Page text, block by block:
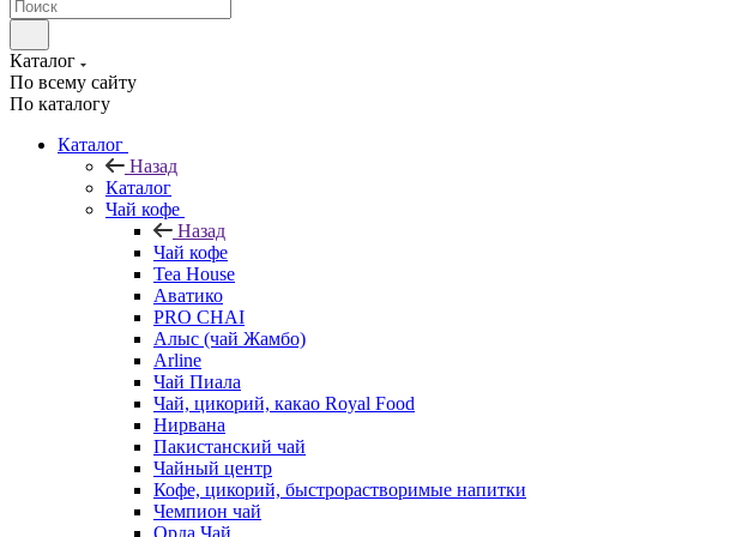
Каталог
По всему сайту
По каталогу
Каталог
Назад
Каталог
Чай кофе
Назад
Чай кофе
Tea House
Аватико
PRO CHAI
Алыс (чай Жамбо)
Arline
Чай Пиала
Чай, цикорий, какао Royal Food
Нирвана
Пакистанский чай
Чайный центр
Кофе, цикорий, быстрорастворимые напитки
Чемпион чай
Орда Чай